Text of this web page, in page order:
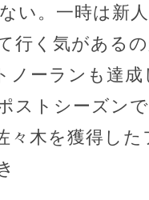
い。一時は新
行く気がある
ノーランも達
ストシーズン
々木を獲得し